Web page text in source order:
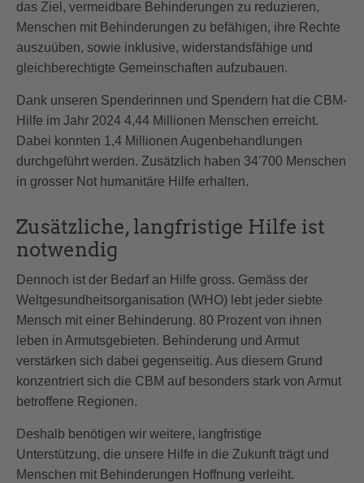
das Ziel, vermeidbare Behinderungen zu reduzieren,
Menschen mit Behinderungen zu befähigen, ihre Rechte
auszuüben, sowie inklusive, widerstandsfähige und
gleichberechtigte Gemeinschaften aufzubauen.
Dank unseren Spenderinnen und Spendern hat die CBM-
Hilfe im Jahr 2024 4,44 Millionen Menschen erreicht.
Dabei konnten 1,4 Millionen Augenbehandlungen
durchgeführt werden. Zusätzlich haben 34'700 Menschen
in grosser Not humanitäre Hilfe erhalten.
Zusätzliche, langfristige Hilfe ist
notwendig
Dennoch ist der Bedarf an Hilfe gross. Gemäss der
Weltgesundheitsorganisation (WHO) lebt jeder siebte
Mensch mit einer Behinderung. 80 Prozent von ihnen
leben in Armutsgebieten. Behinderung und Armut
verstärken sich dabei gegenseitig. Aus diesem Grund
konzentriert sich die CBM auf besonders stark von Armut
betroffene Regionen.
Deshalb benötigen wir weitere, langfristige
Unterstützung, die unsere Hilfe in die Zukunft trägt und
Menschen mit Behinderungen Hoffnung verleiht.